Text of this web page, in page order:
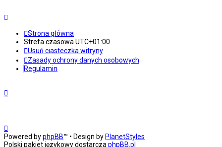
Strona główna
Strefa czasowa UTC+01:00
Usuń ciasteczka witryny
Zasady ochrony danych osobowych
Regulamin
Powered byphpBB™ • Design by PlanetStyles
Polski pakiet językowy dostarcza phpBB.pl